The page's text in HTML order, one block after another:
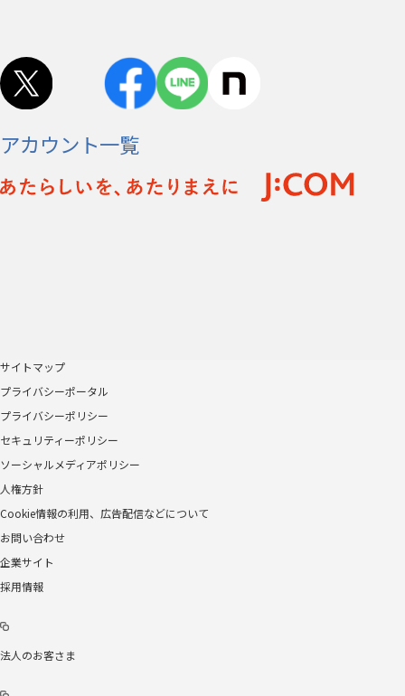
アカウント一覧
サイトマップ
プライバシーポータル
プライバシーポリシー
セキュリティーポリシー
ソーシャルメディアポリシー
人権方針
Cookie情報の利用、広告配信などについて
お問い合わせ
企業サイト
採用情報
法人のお客さま